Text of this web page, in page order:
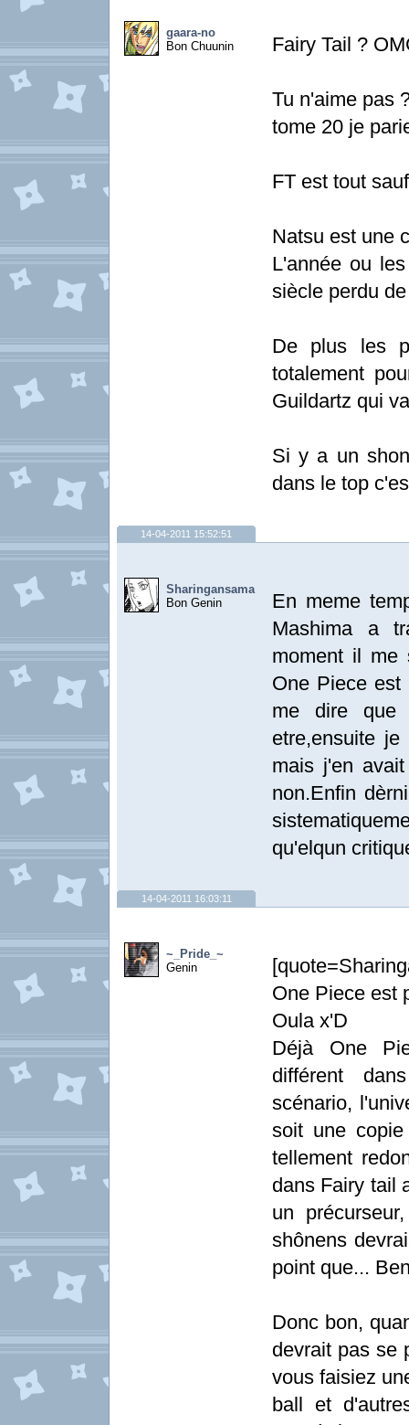
gaara-no
Bon Chuunin
Fairy Tail ?
Tu n'aime pas
tome 20 je
FT est tout
Natsu est une
L'année ou
siècle perdu
De plus les
totalement
Guildartz qui
Si y a un
dans le top
14-04-2011 15:52:51
Sharingansama
Bon Genin
En meme
Mashima a
moment il me
One Piece
me dire que
etre,ensuite
mais j'en
non.Enfin
qu'elqun
14-04-2011 16:03:11
~_Pride_~
Genin
One Piece est
Oula x'D
Déjà One
différent
scénario,
soit une
tellement
dans Fairy tail
un
shônens
point que...
Donc bon,
devrait pas se
vous faisiez
ball et